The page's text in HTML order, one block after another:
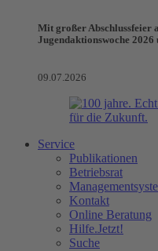
Mit großer Abschlussfeier
Jugendaktionswoche
09.07.2026
Service
Publikationen
Betriebsrat
Kontakt
Online Beratung
Hilfe.Jetzt!
Suche